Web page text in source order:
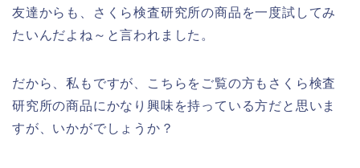
友達からも、さくら検査研究所の商品を一度試してみ
たいんだよね～と言われました。
だから、私もですが、こちらをご覧の方もさくら検査
研究所の商品にかなり興味を持っている方だと思いま
すが、いかがでしょうか？